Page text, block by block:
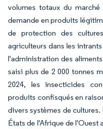
volumes totaux du
demande en produits
de protection des
agriculteurs dans les
l'administration des
saisi plus de 2 000 tonnes
2024, les insecticides
produits confisqués en
divers systèmes de
États de l'Afrique de l'Ouest